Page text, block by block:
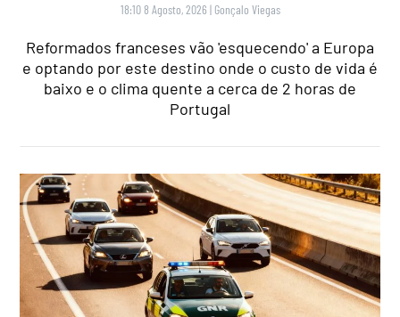
18:10 8 Agosto, 2026 | Gonçalo Viegas
Reformados franceses vão 'esquecendo' a Europa
e optando por este destino onde o custo de vida é
baixo e o clima quente a cerca de 2 horas de
Portugal